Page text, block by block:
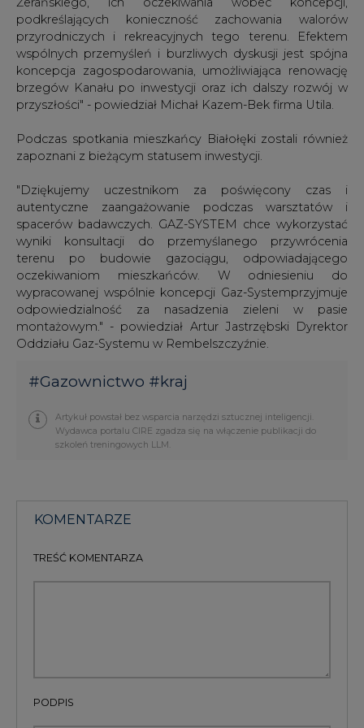
koncepcja zagospodarowania, umożliwiająca renowację
brzegów Kanału po inwestycji oraz ich dalszy rozwój w
przyszłości" - powiedział Michał Kazem-Bek firma Utila.
Podczas spotkania mieszkańcy Białołęki zostali również
zapoznani z bieżącym statusem inwestycji.
autentyczne zaangażowanie podczas warsztatów i
spacerów badawczych. GAZ-SYSTEM chce wykorzystać
terenu po budowie gazociągu, odpowiadającego
oczekiwaniom mieszkańców. W odniesieniu do
wypracowanej wspólnie koncepcji Gaz-Systemprzyjmuje
odpowiedzialność za nasadzenia zieleni w pasie
montażowym." - powiedział Artur Jastrzębski Dyrektor
Oddziału Gaz-Systemu w Rembelszczyźnie.
#Gazownictwo kraj
Artykuł powstał bez wsparcia narzędzi sztucznej inteligencji.
szkoleń treningowych LLM.
KOMENTARZE
Przesłanie komentarza oznacza akceptację zasad korzystania z portalu